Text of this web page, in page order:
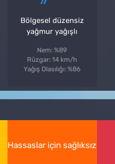
Bölgesel düzensiz
yağmur yağışlı
Nem: %89
Rüzgar: 14 km/h
Yağış Olasılığı: %86
Hassaslar için sağlıksız